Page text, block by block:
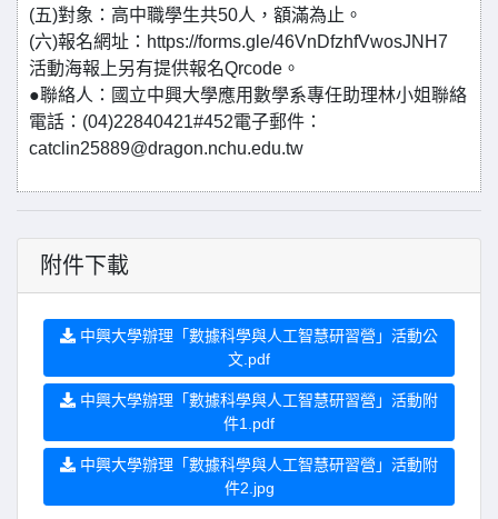
(五)對象：高中職學生共50人，額滿為止。
(六)報名網址：https://forms.gle/46VnDfzhfVwosJNH7
活動海報上另有提供報名Qrcode。
●聯絡人：國立中興大學應用數學系專任助理林小姐聯絡
電話：(04)22840421#452電子郵件：
catclin25889@dragon.nchu.edu.tw
附件下載
中興大學辦理「數據科學與人工智慧研習營」活動公
文.pdf
中興大學辦理「數據科學與人工智慧研習營」活動附
件1.pdf
中興大學辦理「數據科學與人工智慧研習營」活動附
件2.jpg